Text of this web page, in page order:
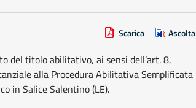
Scarica Ascolta
del titolo abilitativo, ai sensi dell’art. 8,
alla Procedura Abilitativa Semplificata
in Salice Salentino (LE).